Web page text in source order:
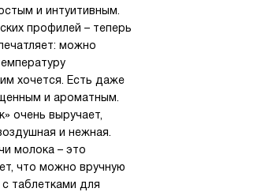
и интуитивным.
профилей – теперь
можно
хочется. Есть даже
и ароматным.
очень выручает,
и нежная.
молока – это
что можно вручную
таблетками для